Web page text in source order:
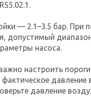
— 2.1–3.5 бар. При
допустимый
насоса.
настроить
давление
давление